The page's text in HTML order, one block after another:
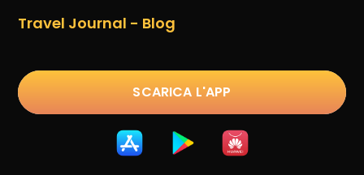
Travel Journal - Blog
SCARICA L'APP